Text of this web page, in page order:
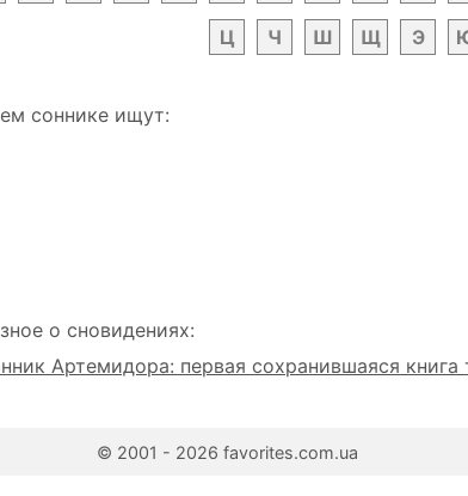
Ц Ч Ш Щ Э
соннике ищут:
о сновидениях:
Артемидора: первая сохранившаяся книга
© 2001 - 2026 favorites.com.ua